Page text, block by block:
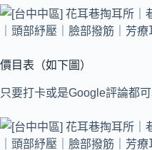
價目表（如下圖）
只要打卡或是Google評論都可